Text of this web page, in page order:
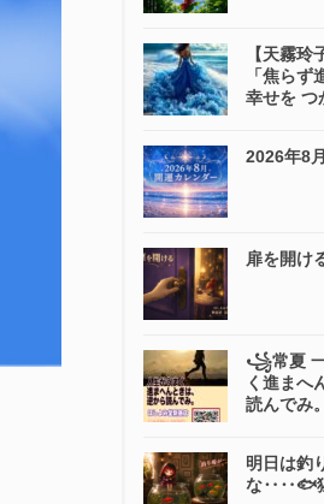
【天霧玲
「焦らず
幸せを つ
2026年8
扉を開け
꧁常夏
く進まへ
読んでみ。
明日は釣
な‥‥🐟